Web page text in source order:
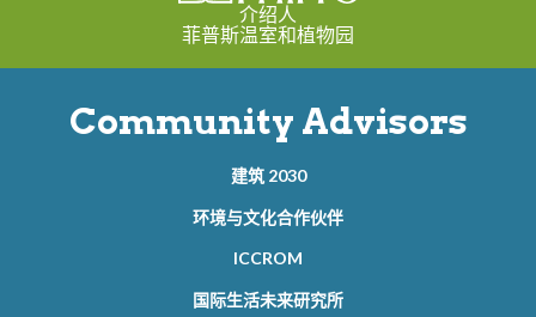
介绍人
菲普斯温室和植物园
Community Advisors
建筑 2030
环境与文化合作伙伴
ICCROM
国际生活未来研究所